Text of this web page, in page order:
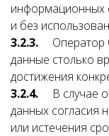
информационных
и без
3.2.3. Оператор
данные столько
достижения
3.2.4. В случае
данных согласия
или истечения